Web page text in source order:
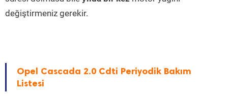
değiştirmeniz gerekir.
Opel Cascada 2.0 Cdti Periyodik Bakım
Listesi